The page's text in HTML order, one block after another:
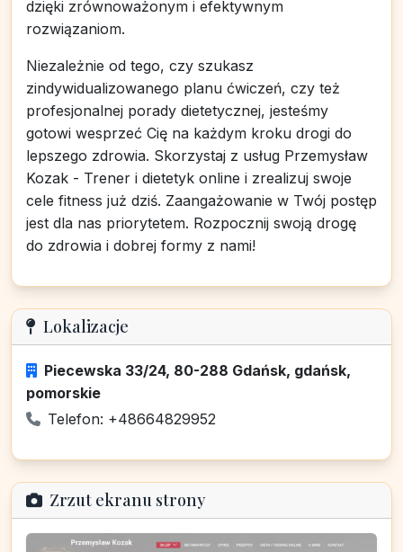
dzięki zrównoważonym i efektywnym
rozwiązaniom.
Niezależnie od tego, czy szukasz
zindywidualizowanego planu ćwiczeń, czy też
profesjonalnej porady dietetycznej, jesteśmy
gotowi wesprzeć Cię na każdym kroku drogi do
lepszego zdrowia. Skorzystaj z usług Przemysław
Kozak - Trener i dietetyk online i zrealizuj swoje
cele fitness już dziś. Zaangażowanie w Twój postęp
jest dla nas priorytetem. Rozpocznij swoją drogę
do zdrowia i dobrej formy z nami!
Lokalizacje
Piecewska 33/24, 80-288 Gdańsk, gdańsk,
pomorskie
Telefon: +48664829952
Zrzut ekranu strony